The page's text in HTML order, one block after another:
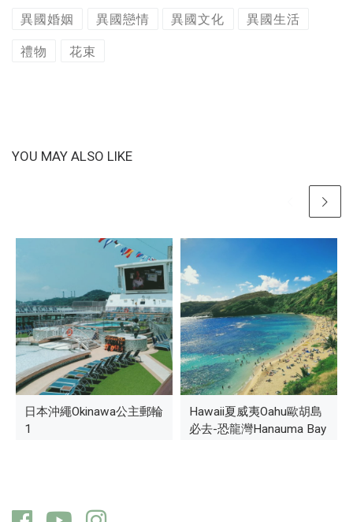
異國婚姻 異國戀情 異國文化 異國生活
禮物 花束
YOU MAY ALSO LIKE
被酒店拒絕的女人 習慣大不同-起司Cheese篇
日本沖繩Okinawa公主郵輪
1
Hawaii夏威夷Oahu歐胡島
必去-恐龍灣Hanauma Bay